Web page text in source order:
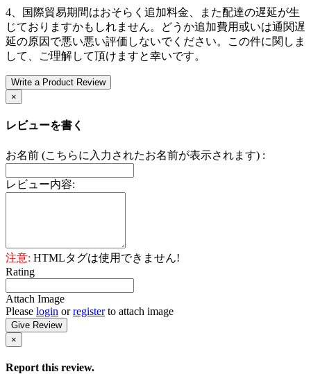
4、国際貿易期間はおそらく追加料金、また配達の遅延が生
じておりますかもしれません。どうか追加費用或いは通関遅
延の原因で悪い悪い評価しないでください。この件に関しま
して、ご理解して頂けますと幸いです。
Write a Product Review
×
レビューを書く
お名前 (こちらに入力されたお名前が表示されます) :
レビュー内容:
注意: HTMLタグは使用できません!
Rating
Attach Image
Please login orregisterto attach image
Give Review
×
Report this review.